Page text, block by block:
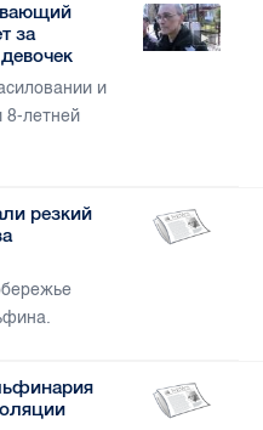
за
и
8-летней
резкий